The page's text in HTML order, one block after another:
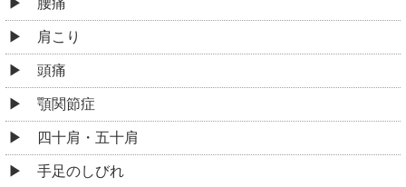
腰痛
肩こり
頭痛
顎関節症
四十肩・五十肩
手足のしびれ